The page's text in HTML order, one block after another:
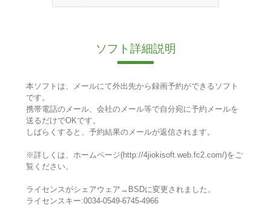
ソフト詳細説明
本ソフトは、メールにて外出先から録画予約ができるソフト
です。
携帯電話のメール、会社のメール等で自分宛に予約メールを
送るだけでOKです。
しばらくすると、予約結果のメールが返信されます。
※詳しくは、ホームページ(http://4jiokisoft.web.fc2.com/)をご
覧ください。
ライセンスがシェアウェア→BSDに変更されました。
ライセンスキー:0034-0549-6745-4966